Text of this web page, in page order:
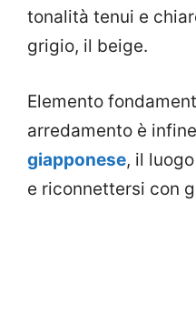
tonalità tenui e
grigio, il beige.
Elemento
arredamento è
giapponese, il
e riconnettersi con